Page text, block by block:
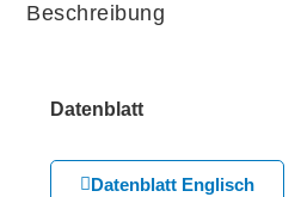
Beschreibung
Datenblatt
Datenblatt Englisch